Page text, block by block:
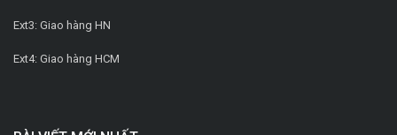
Ext3: Giao hàng HN
Ext4: Giao hàng HCM